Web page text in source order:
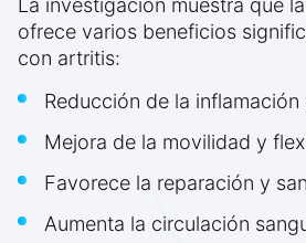
La investigación muestra que
ofrece varios beneficios
con artritis:
Reducción de la
Mejora de la movilidad y
Favorece la reparación y
Aumenta la circulación